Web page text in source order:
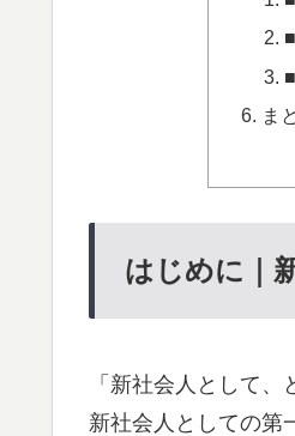
ま
はじめに｜
「新社会人として
新社会人としての第